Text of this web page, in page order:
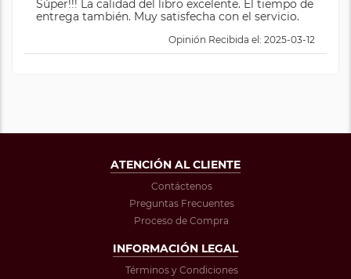
Súper!!! La calidad del libro excelente. El tiempo de
entrega también. Muy satisfecha con el servicio.
Opinión Recibida el: 2025-03-12
ATENCIÓN AL CLIENTE
Contáctenos
Preguntas Frecuentes
Proceso de Compra
INFORMACIÓN LEGAL
Términos y Condiciones